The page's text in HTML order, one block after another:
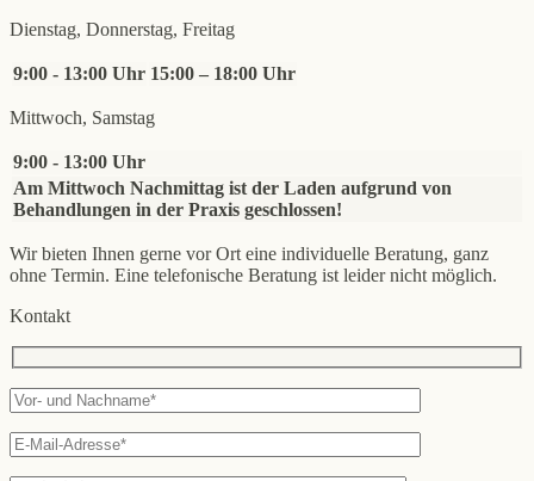
Dienstag, Donnerstag, Freitag
9:00 - 13:00 Uhr 15:00 – 18:00 Uhr
Mittwoch, Samstag
9:00 - 13:00 Uhr
Am Mittwoch Nachmittag ist der Laden aufgrund von
Behandlungen in der Praxis geschlossen!
Wir bieten Ihnen gerne vor Ort eine individuelle Beratung, ganz
ohne Termin. Eine telefonische Beratung ist leider nicht möglich.
Kontakt